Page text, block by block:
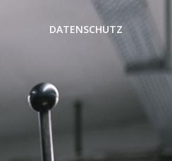
DATENSCHUTZ